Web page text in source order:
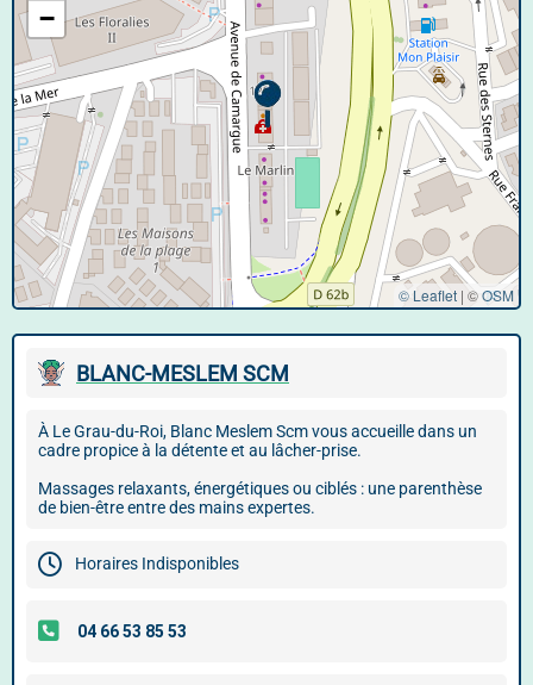
−
© Leaflet | ©OSM
BLANC-MESLEM SCM
À Le Grau-du-Roi, Blanc Meslem Scm vous accueille dans un
cadre propice à la détente et au lâcher-prise.
Massages relaxants, énergétiques ou ciblés : une parenthèse
de bien-être entre des mains expertes.
Horaires Indisponibles